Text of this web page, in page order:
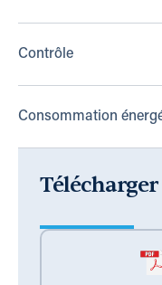
Contrôle
Consommation
Télécharger